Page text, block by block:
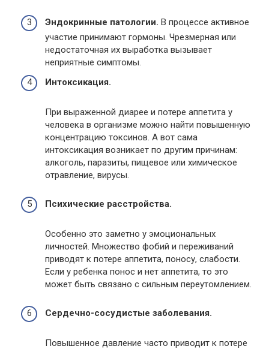
Эндокринные патологии. В процессе активное
участие принимают гормоны. Чрезмерная или
недостаточная их выработка вызывает
неприятные симптомы.
Интоксикация.
При выраженной диарее и потере аппетита у
человека в организме можно найти повышенную
концентрацию токсинов. А вот сама
интоксикация возникает по другим причинам:
алкоголь, паразиты, пищевое или химическое
отравление, вирусы.
Психические расстройства.
Особенно это заметно у эмоциональных
личностей. Множество фобий и переживаний
приводят к потере аппетита, поносу, слабости.
Если у ребенка понос и нет аппетита, то это
может быть связано с сильным переутомлением.
Сердечно-сосудистые заболевания.
Повышенное давление часто приводит к потере